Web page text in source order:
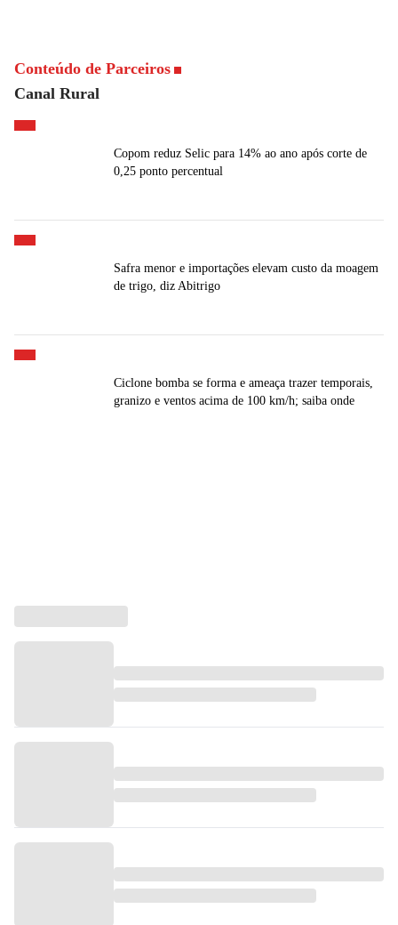
Conteúdo de Parceiros
Canal Rural
Copom reduz Selic para 14% ao ano após corte de
0,25 ponto percentual
Safra menor e importações elevam custo da moagem
de trigo, diz Abitrigo
Ciclone bomba se forma e ameaça trazer temporais,
granizo e ventos acima de 100 km/h; saiba onde